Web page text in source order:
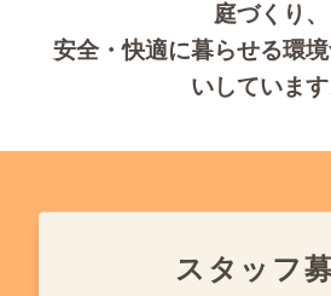
庭づくり、
安全・快適に暮らせる環
いしています
スタッフ